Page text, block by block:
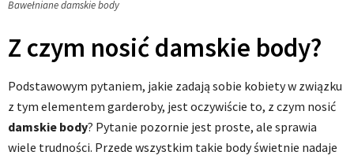
Bawełniane damskie body
Z czym nosić damskie body?
Podstawowym pytaniem, jakie zadają sobie kobiety w związku
z tym elementem garderoby, jest oczywiście to, z czym nosić
damskie body? Pytanie pozornie jest proste, ale sprawia
wiele trudności. Przede wszystkim takie body świetnie nadaje